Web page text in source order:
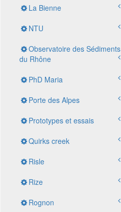
La Bienne
NTU
Observatoire des Sédiments
du Rhône
PhD Maria
Porte des Alpes
Prototypes et essais
Quirks creek
Risle
Rize
Rognon